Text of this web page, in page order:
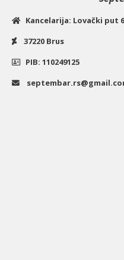
Kancelarija: Lovački put 6
37220 Brus
PIB: 110249125